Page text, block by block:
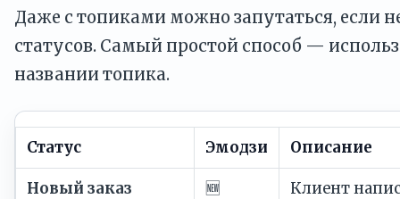
Даже с топиками можно запутаться, если
статусов. Самый простой способ —
названии топика.
Статус Эмодзи Описание
Новый заказ 🆕
Клиент